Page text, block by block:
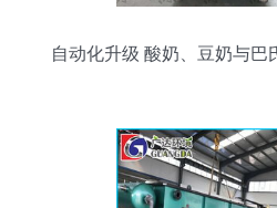
自动化升级 酸奶、豆奶与巴